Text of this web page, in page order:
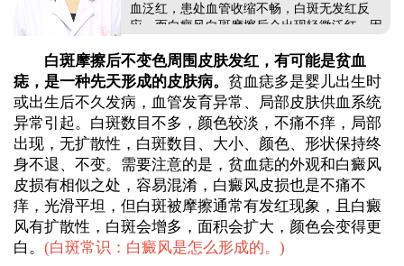
血泛红，患处血管收缩不畅，白斑无发红反
应。而白癜风白斑摩擦后会出现轻微泛红，因
生来或幼年发病，白斑形态稳定、不会扩散;白
癜风后天诱发为主，易扩散蔓延。可借助伍德
灯、三维皮肤ct进一步鉴别，确诊后遵医嘱进
行相应的对症治疗，避免病情加重，影响身心
健康和正常生活。...
白斑摩擦后不变色周围皮肤发红，有可能是贫血
痣，是一种先天形成的皮肤病。 贫血痣多是婴儿出生时
或出生后不久发病，血管发育异常、局部皮肤供血系统
异常引起。白斑数目不多，颜色较淡，不痛不痒，局部
出现，无扩散性，白斑数目、大小、颜色、形状保持终
身不退、不变。需要注意的是，贫血痣的外观和白癜风
皮损有相似之处，容易混淆，白癜风皮损也是不痛不
痒，光滑平坦，但白斑被摩擦通常有发红现象，且白癜
风有扩散性，白斑会增多，面积会扩大，颜色会变得更
白。 (白斑常识：白癜风是怎么形成的。 )